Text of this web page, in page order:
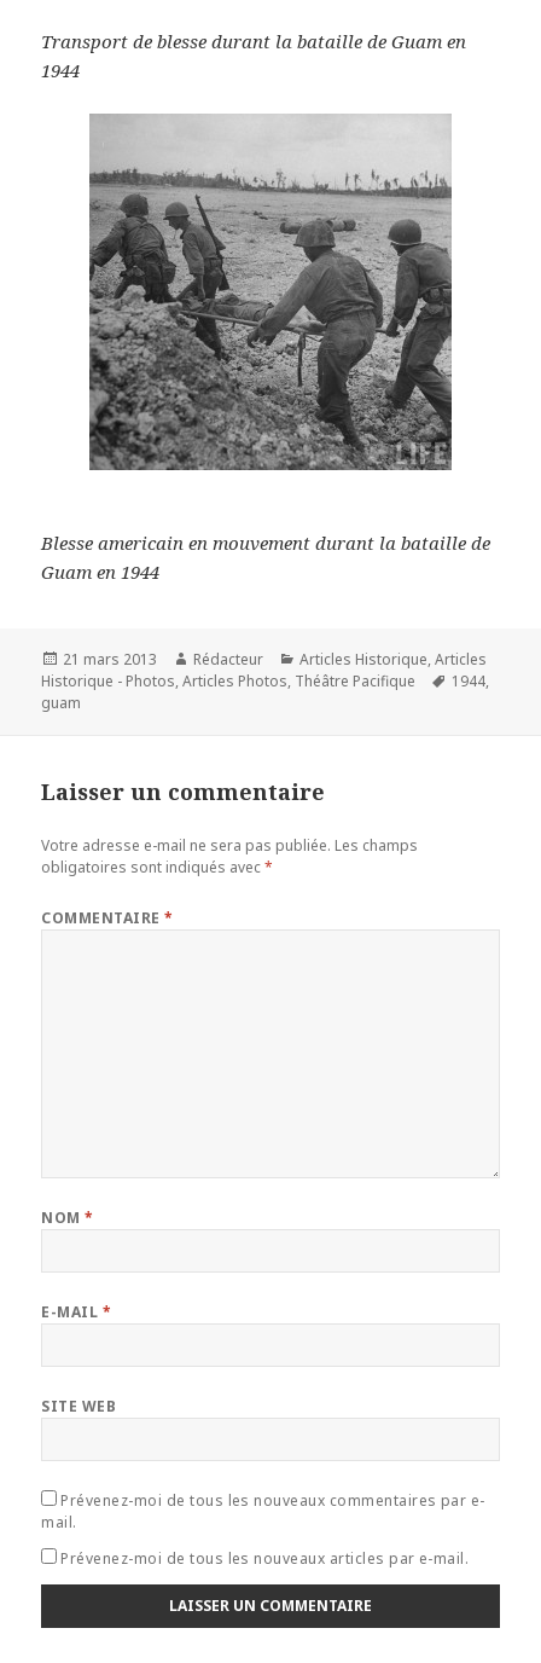
Transport de blesse durant la bataille de Guam en
1944
Blesse americain en mouvement durant la bataille de
Guam en 1944
Publié
le
21 mars 2013 Auteur
Rédacteur Catégories
Articles Historique,Articles
Historique - Photos,Articles Photos, Théâtre Pacifique
Mots-
1944,
guam
Laisser un commentaire
Votre adresse e-mail ne sera pas publiée. Les champs
obligatoires sont indiqués avec*
COMMENTAIRE*
NOM*
E-MAIL *
SITE WEB
Prévenez-moi de tous les nouveaux commentaires par e-
mail.
Prévenez-moi de tous les nouveaux articles par e-mail.